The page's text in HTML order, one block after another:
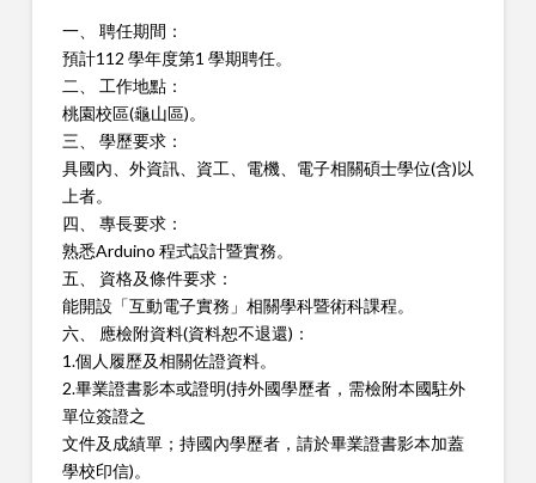
一、 聘任期間：
預計112 學年度第1 學期聘任。
二、 工作地點：
桃園校區(龜山區)。
三、 學歷要求：
具國內、外資訊、資工、電機、電子相關碩士學位(含)以
上者。
四、 專長要求：
熟悉Arduino 程式設計暨實務。
五、 資格及條件要求：
能開設「互動電子實務」相關學科暨術科課程。
六、 應檢附資料(資料恕不退還)：
1.個人履歷及相關佐證資料。
2.畢業證書影本或證明(持外國學歷者，需檢附本國駐外
單位簽證之
文件及成績單；持國內學歷者，請於畢業證書影本加蓋
學校印信)。